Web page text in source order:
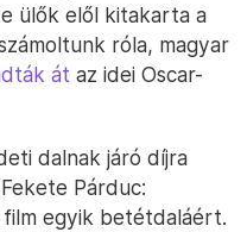
ülők elől kitakarta a
róla, magyar
át az idei Oscar-
dalnak járó díjra
Párduc:
egyik betétdaláért.